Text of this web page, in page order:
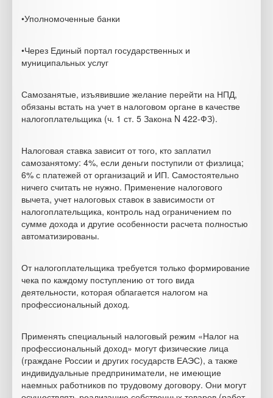
•Уполномоченные банки
•Через Единый портал государственных и
муниципальных услуг
Самозанятые, изъявившие желание перейти на НПД,
обязаны встать на учет в налоговом органе в качестве
налогоплательщика (ч. 1 ст. 5 Закона N 422-ФЗ).
Налоговая ставка зависит от того, кто заплатил
самозанятому: 4%, если деньги поступили от физлица;
6% с платежей от организаций и ИП. Самостоятельно
ничего считать не нужно. Применение налогового
вычета, учет налоговых ставок в зависимости от
налогоплательщика, контроль над ограничением по
сумме дохода и другие особенности расчета полностью
автоматизированы.
От налогоплательщика требуется только формирование
чека по каждому поступлению от того вида
деятельности, которая облагается налогом на
профессиональный доход.
Применять специальный налоговый режим «Налог на
профессиональный доход» могут физические лица
(граждане России и других государств ЕАЭС), а также
индивидуальные предприниматели, не имеющие
наемных работников по трудовому договору. Они могут